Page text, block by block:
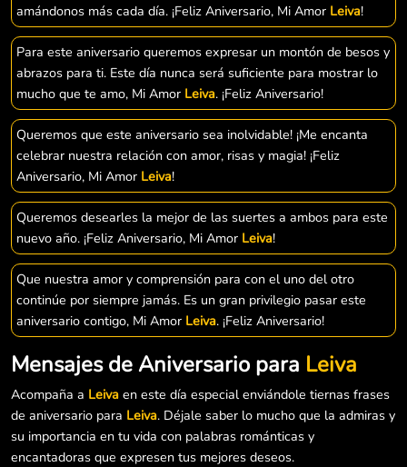
amándonos más cada día. ¡Feliz Aniversario, Mi Amor Leiva!
Para este aniversario queremos expresar un montón de besos y
abrazos para ti. Este día nunca será suficiente para mostrar lo
mucho que te amo, Mi Amor Leiva. ¡Feliz Aniversario!
Queremos que este aniversario sea inolvidable! ¡Me encanta
celebrar nuestra relación con amor, risas y magia! ¡Feliz
Aniversario, Mi Amor Leiva!
Queremos desearles la mejor de las suertes a ambos para este
nuevo año. ¡Feliz Aniversario, Mi Amor Leiva!
Que nuestra amor y comprensión para con el uno del otro
continúe por siempre jamás. Es un gran privilegio pasar este
aniversario contigo, Mi Amor Leiva. ¡Feliz Aniversario!
Mensajes de Aniversario para Leiva
Acompaña a Leiva en este día especial enviándole tiernas frases
de aniversario para Leiva. Déjale saber lo mucho que la admiras y
su importancia en tu vida con palabras románticas y
encantadoras que expresen tus mejores deseos.